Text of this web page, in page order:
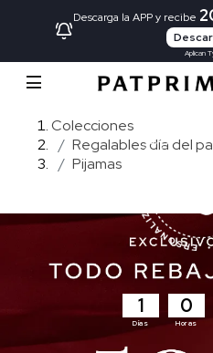
Descarga la APP y recibe
Aplican
Colecciones
Regalables día del
Pijamas
1
Días
0
Horas